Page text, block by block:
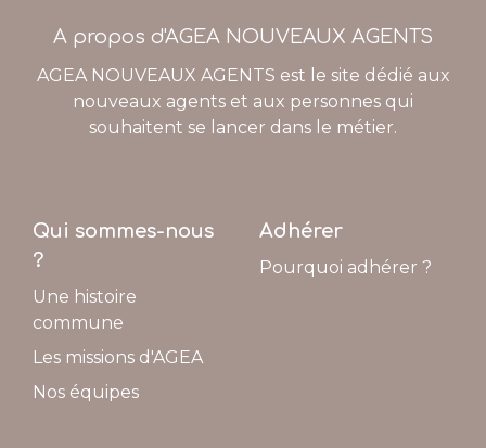
A propos d'AGEA NOUVEAUX AGENTS
AGEA NOUVEAUX AGENTS est le site dédié aux
nouveaux agents et aux personnes qui
souhaitent se lancer dans le métier.
Qui sommes-nous
?
Une histoire
commune
Les missions d'AGEA
Nos équipes
Adhérer
Pourquoi adhérer ?